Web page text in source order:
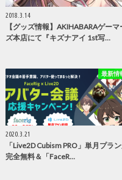
2018.3.14
【グッズ情報】AKIHABARAゲーマ
ズ本店にて『キズナアイ 1st写…
最新情
2020.3.21
「Live2D Cubism PRO」単月プラ
完全無料＆「FaceR…